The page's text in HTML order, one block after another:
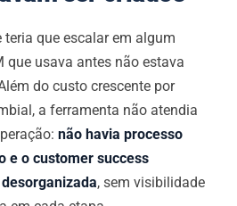
que escalar em algum
que usava antes não estava
do custo crescente por
a ferramenta não atendia
não havia processo
e o customer success
, sem visibilidade